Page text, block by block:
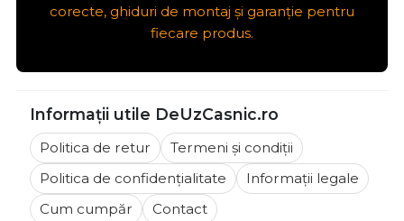
corecte, ghiduri de montaj și garanție pentru
fiecare produs.
Informații utile DeUzCasnic.ro
Politica de retur
Termeni și condiții
Politica de confidențialitate
Informații legale
Cum cumpăr
Contact